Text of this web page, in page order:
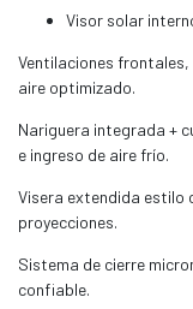
Visor solar
Ventilaciones
aire optimizado.
Nariguera integrada +
e ingreso de aire frío.
Visera extendida estilo
proyecciones.
Sistema de cierre
confiable.